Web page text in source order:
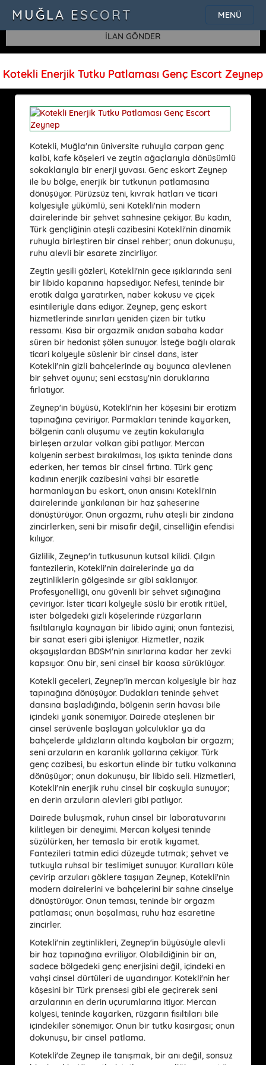
SQLSTATE[42000]: Syntax error or access violation: 1115 Unknown
character set: 'uf8'
MENÜ
MUĞLA ESCORT
İLAN GÖNDER
Kotekli Enerjik Tutku Patlaması Genç Escort Zeynep
Kotekli, Muğla'nın üniversite ruhuyla çarpan genç
kalbi, kafe köşeleri ve zeytin ağaçlarıyla dönüşümlü
sokaklarıyla bir enerji yuvası. Genç eskort Zeynep
ile bu bölge, enerjik bir tutkunun patlamasına
dönüşüyor. Pürüzsüz teni, kıvrak hatları ve ticari
kolyesiyle yükümlü, seni Kotekli'nin modern
dairelerinde bir şehvet sahnesine çekiyor. Bu kadın,
Türk gençliğinin ateşli cazibesini Kotekli'nin dinamik
ruhuyla birleştiren bir cinsel rehber; onun dokunuşu,
ruhu alevli bir esarete zincirliyor.
Zeytin yeşili gözleri, Kotekli'nin gece ışıklarında seni
bir libido kapanına hapsediyor. Nefesi, teninde bir
erotik dalga yaratırken, naber kokusu ve çiçek
esintileriyle dans ediyor. Zeynep, genç eskort
hizmetlerinde sınırları yeniden çizen bir tutku
ressamı. Kısa bir orgazmik anıdan sabaha kadar
süren bir hedonist şölen sunuyor. İsteğe bağlı olarak
ticari kolyeyle süslenir bir cinsel dans, ister
Kotekli'nin gizli bahçelerinde ay boyunca alevlenen
bir şehvet oyunu; seni ecstasy'nin doruklarına
fırlatıyor.
Zeynep'in büyüsü, Kotekli'nin her köşesini bir erotizm
tapınağına çeviriyor. Parmakları teninde kayarken,
bölgenin canlı oluşumu ve zeytin kokularıyla
birleşen arzular volkan gibi patlıyor. Mercan
kolyenin serbest bırakılması, loş ışıkta teninde dans
ederken, her temas bir cinsel fırtına. Türk genç
kadının enerjik cazibesini vahşi bir esaretle
harmanlayan bu eskort, onun anısını Kotekli'nin
dairelerinde yankılanan bir haz şaheserine
dönüştürüyor. Onun orgazmı, ruhu ateşli bir zindana
zincirlerken, seni bir misafir değil, cinselliğin efendisi
kılıyor.
Gizlilik, Zeynep'in tutkusunun kutsal kilidi. Çılgın
fantezilerin, Kotekli'nin dairelerinde ya da
zeytinliklerin gölgesinde sır gibi saklanıyor.
Profesyonelliği, onu güvenli bir şehvet sığınağına
çeviriyor. İster ticari kolyeyle süslü bir erotik ritüel,
ister bölgedeki gizli köşelerinde rüzgarların
fısıltılarıyla kaynayan bir libido ayini; onun fantezisi,
bir sanat eseri gibi işleniyor. Hizmetler, nazik
okşayışlardan BDSM'nin sınırlarına kadar her zevki
kapsıyor. Onu bir, seni cinsel bir kaosa sürüklüyor.
Kotekli geceleri, Zeynep'in mercan kolyesiyle bir haz
tapınağına dönüşüyor. Dudakları teninde şehvet
dansına başladığında, bölgenin serin havası bile
içindeki yanık sönemiyor. Dairede ateşlenen bir
cinsel serüvenle başlayan yolculuklar ya da
bahçelerde yıldızların altında kaybolan bir orgazm;
seni arzuların en karanlık yollarına çekiyor. Türk
genç cazibesi, bu eskortun elinde bir tutku volkanına
dönüşüyor; onun dokunuşu, bir libido seli. Hizmetleri,
Kotekli'nin enerjik ruhu cinsel bir coşkuyla sunuyor;
en derin arzuların alevleri gibi patlıyor.
Dairede buluşmak, ruhun cinsel bir laboratuvarını
kilitleyen bir deneyimi. Mercan kolyesi teninde
süzülürken, her temasla bir erotik kıyamet.
Fantezileri tatmin edici düzeyde tutmak; şehvet ve
tutkuyla ruhsal bir teslimiyet sunuyor. Kuralları küle
çevirip arzuları göklere taşıyan Zeynep, Kotekli'nin
modern dairelerini ve bahçelerini bir sahne cinselye
dönüştürüyor. Onun teması, teninde bir orgazm
patlaması; onun boşalması, ruhu haz esaretine
zincirler.
Kotekli'nin zeytinlikleri, Zeynep'in büyüsüyle alevli
bir haz tapınağına evriliyor. Olabildiğinin bir an,
sadece bölgedeki genç enerjisini değil, içindeki en
vahşi cinsel dürtüleri de uyandırıyor. Kotekli'nin her
köşesini bir Türk prensesi gibi ele geçirerek seni
arzularının en derin uçurumlarına itiyor. Mercan
kolyesi, teninde kayarken, rüzgarın fısıltıları bile
içindekiler sönemiyor. Onun bir tutku kasırgası; onun
dokunuşu, bir cinsel patlama.
Kotekli'de Zeynep ile tanışmak, bir anı değil, sonsuz